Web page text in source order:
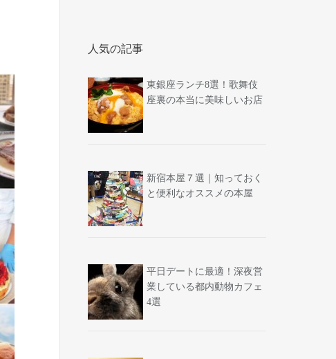
人気の記事
東銀座ランチ8選！歌舞伎
座裏の本当に美味しいお店
新宿本屋７選｜知っておく
と便利なオススメの本屋
平日デートに最適！深夜営
業している都内動物カフェ
4選